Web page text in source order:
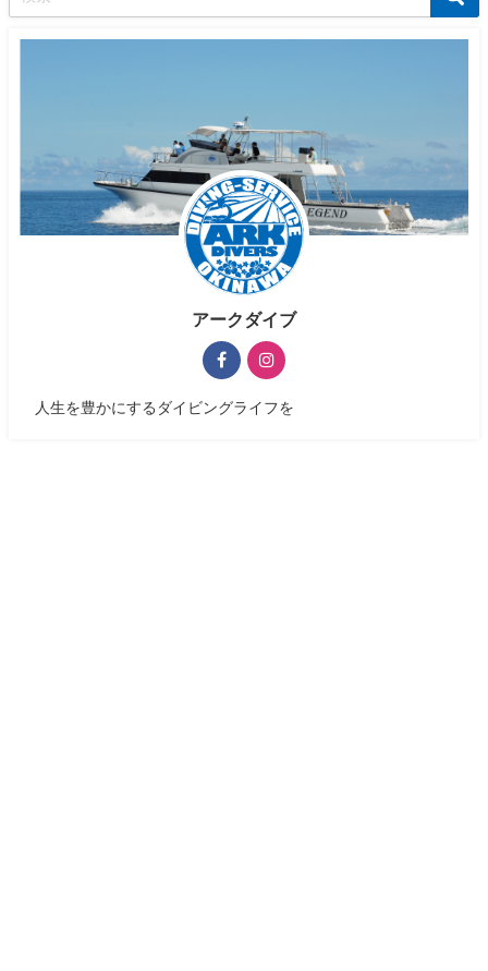
アークダイブ
人生を豊かにするダイビングライフを